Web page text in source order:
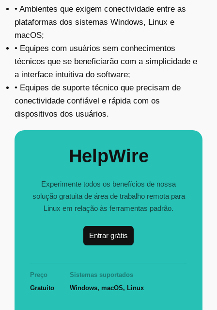
• Ambientes que exigem conectividade entre as
plataformas dos sistemas Windows, Linux e
macOS;
• Equipes com usuários sem conhecimentos
técnicos que se beneficiarão com a simplicidade e
a interface intuitiva do software;
• Equipes de suporte técnico que precisam de
conectividade confiável e rápida com os
dispositivos dos usuários.
HelpWire
Experimente todos os benefícios de nossa
solução gratuita de área de trabalho remota para
Linux em relação às ferramentas padrão.
Entrar grátis
Preço
Gratuito
Sistemas suportados
Windows, macOS, Linux